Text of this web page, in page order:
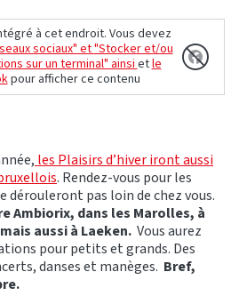
à cet endroit. Vous devez
sociaux" et "Stocker et/ou
sur un terminal" ainsietle
pour afficher ce contenu
les Plaisirs d’hiver iront aussi
. Rendez-vous pour les
dérouleront pas loin de chez vous.
Ambiorix, dans les Marolles, à
aussi à Laeken. Vous aurez
pour petits et grands. Des
danses et manèges. Bref,